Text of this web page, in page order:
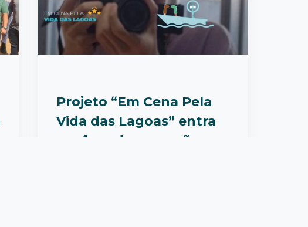
Projeto “Em Cena Pela
Vida das Lagoas” entra
em fase de gravação